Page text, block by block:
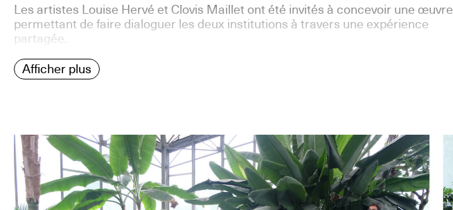
Les artistes Louise Hervé et Clovis Maillet ont été invités à concevoir une œuvre
permettant de faire dialoguer les deux institutions à travers une expérience
partagée.
Afficher plus